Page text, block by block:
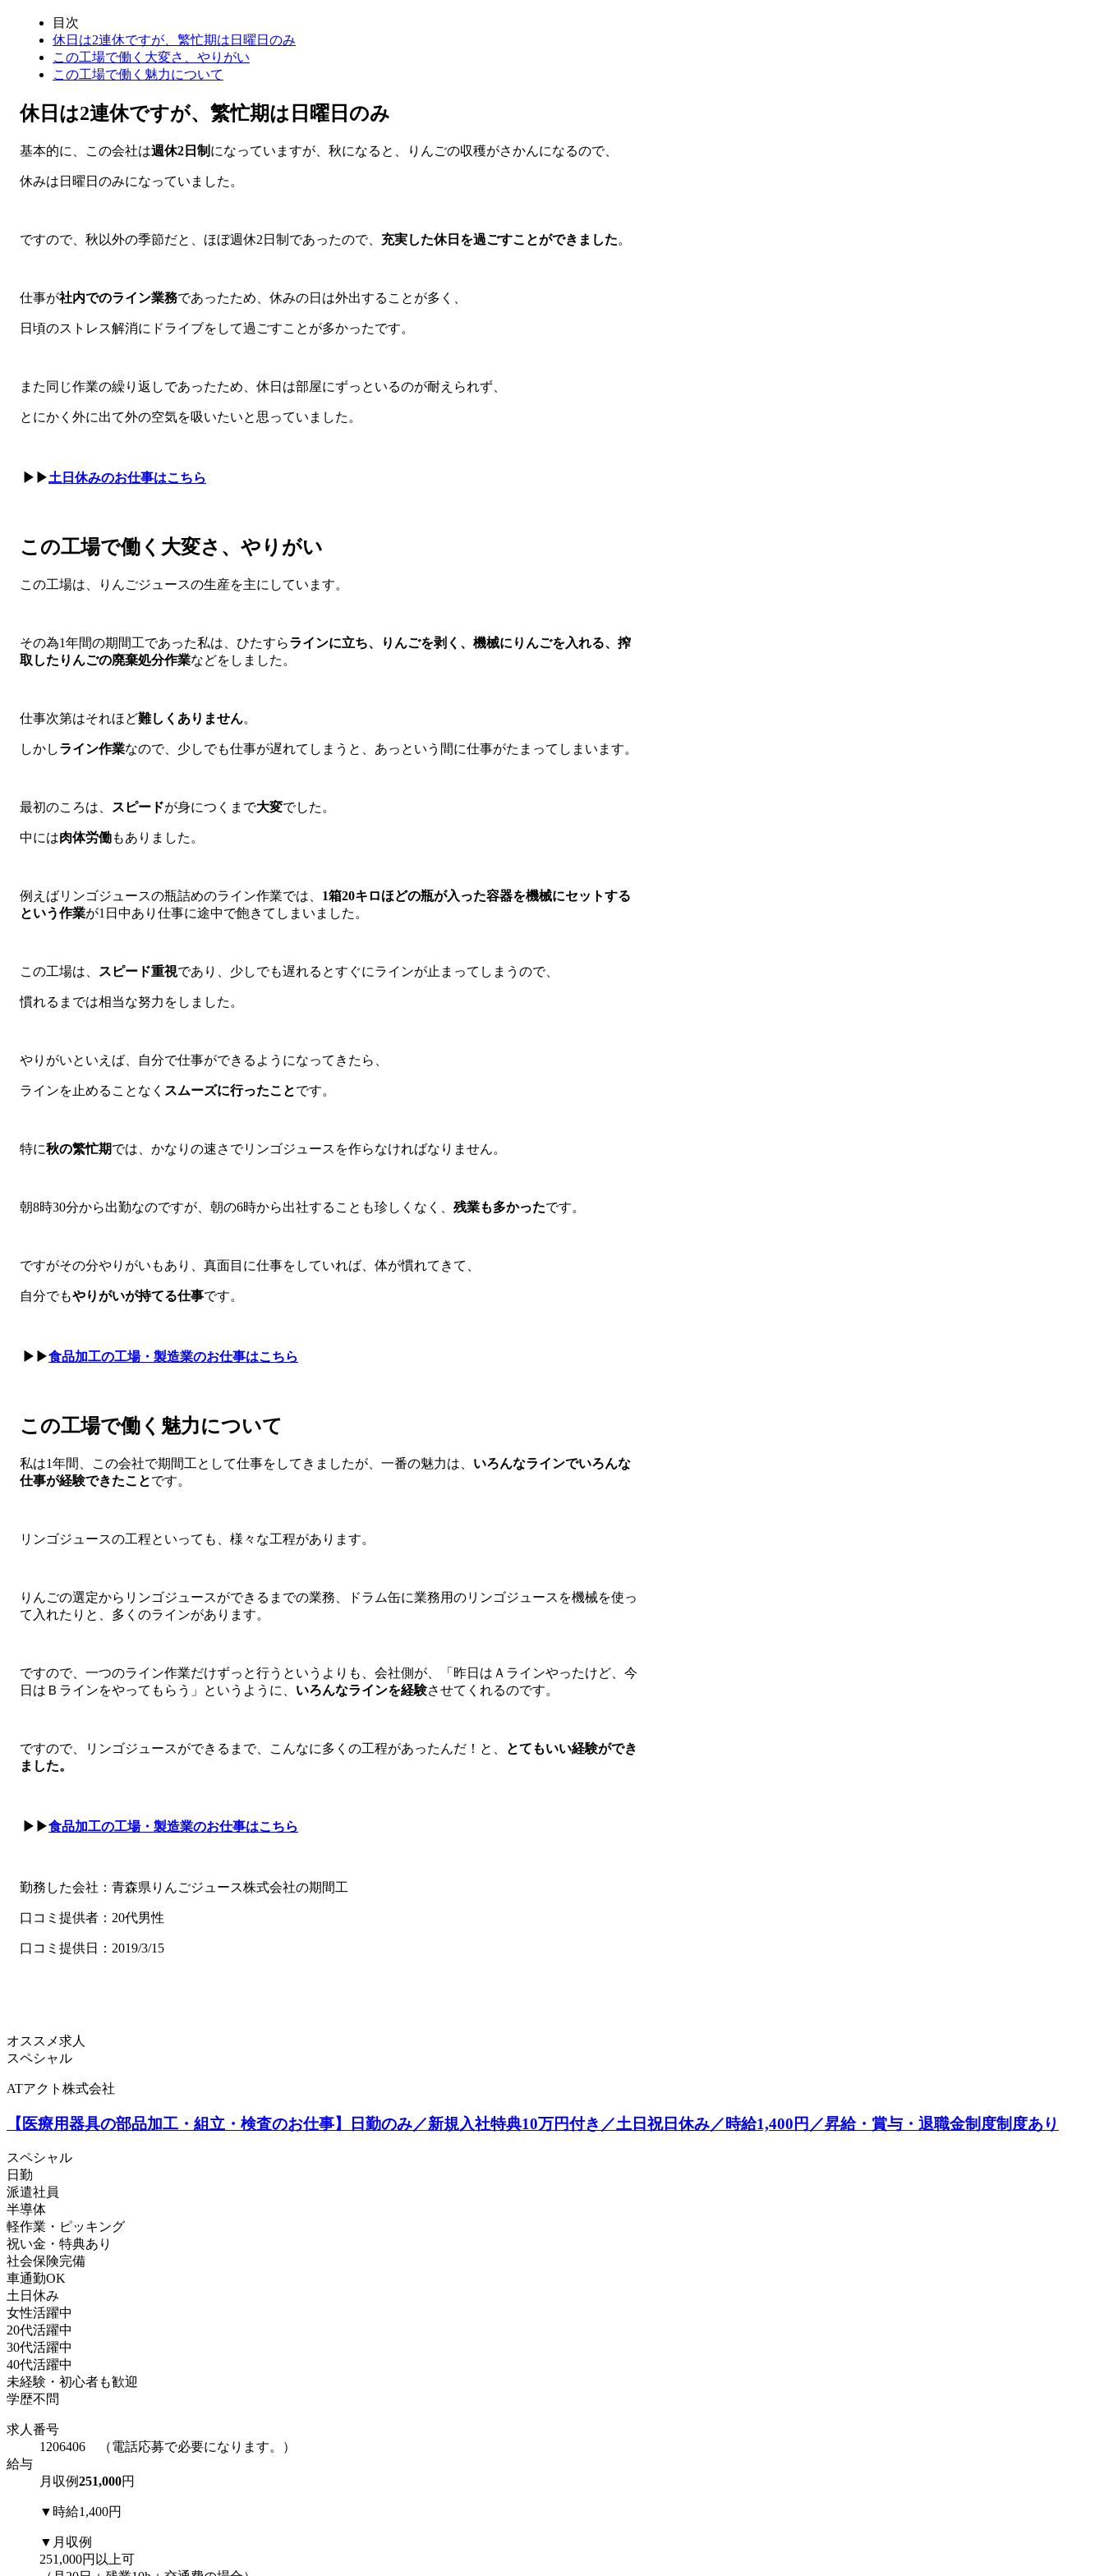
目次
休日は2連休ですが、繁忙期は日曜日のみ
この工場で働く大変さ、やりがい
この工場で働く魅力について
休日は2連休ですが、繁忙期は日曜日のみ
基本的に、この会社は週休2日制 になっていますが、秋になると、りんごの収穫がさかんになるので、
休みは日曜日のみになっていました。
ですので、秋以外の季節だと、ほぼ週休2日制であったので、 充実した休日 を過ごすことができました。
仕事が社内でのライン業務であったため、休みの日は外出することが多く、
日頃のストレス解消にドライブをして過ごすことが多かったです。
また同じ作業の繰り返しであったため、休日は部屋にずっといるのが耐えられず、
とにかく外に出て外の空気を吸いたいと思っていました。
▶▶土日休みのお仕事はこちら
この工場で働く大変さ、やりがい
この工場は、りんごジュースの生産を主にしています。
その為1年間の期間工であった私は、ひたすらラインに立ち、りんごを剥く、機械にりんごを入れる、搾
取したりんごの廃棄処分作業などをしました。
仕事次第はそれほど難しくありません。
しかしライン作業なので、少しでも仕事が遅れてしまうと、あっという間に仕事がたまってしまいます。
最初のころは、 スピードが身につくまで大変でした。
中には肉体労働もありました。
例えばリンゴジュースの瓶詰めのライン作業では、 1箱20キロほどの瓶が入った容器を機械にセットする
という作業が1日中あり仕事に途中で飽きてしまいました。
この工場は、 スピード重視であり、少しでも遅れるとすぐにラインが止まってしまうので、
慣れるまでは相当な努力をしました。
やりがいといえば、自分で仕事ができるようになってきたら、
ラインを止めることなく スムーズに行ったことです。
特に秋の繁忙期では、かなりの速さでリンゴジュースを作らなければなりません。
朝8時30分から出勤なのですが、朝の6時から出社することも珍しくなく、 残業も多かったです。
ですがその分やりがいもあり、真面目に仕事をしていれば、体が慣れてきて、
自分でもやりがいが持てる仕事です。
▶▶食品加工の工場・製造業のお仕事はこちら
この工場で働く魅力について
私は1年間、この会社で期間工として仕事をしてきましたが、一番の魅力は、 いろんなラインでいろんな
仕事が経験できたことです。
リンゴジュースの工程といっても、様々な工程があります。
りんごの選定からリンゴジュースができるまでの業務、ドラム缶に業務用のリンゴジュースを機械を使っ
て入れたりと、多くのラインがあります。
ですので、一つのライン作業だけずっと行うというよりも、会社側が、「昨日はＡラインやったけど、今
日はＢラインをやってもらう」というように、 いろんなラインを経験させてくれるのです。
ですので、リンゴジュースができるまで、こんなに多くの工程があったんだ！と、
とてもいい経験ができ
ました。
▶▶食品加工の工場・製造業のお仕事はこちら
勤務した会社：青森県りんごジュース株式会社の期間工
口コミ提供者：20代男性
口コミ提供日：2019/3/15
オススメ求人
スペシャル
ATアクト株式会社
【医療用器具の部品加工・組立・検査のお仕事】日勤のみ／新規入社特典10万円付き／土日祝日休み／時給1,400円／昇給・賞与・退職金制度制度あり
スペシャル
日勤
派遣社員
半導体
軽作業・ピッキング
祝い金・特典あり
社会保険完備
車通勤OK
土日休み
女性活躍中
20代活躍中
30代活躍中
40代活躍中
未経験・初心者も歓迎
学歴不問
求人番号
1206406 （電話応募で必要になります。）
給与
月収例251,000円
▼時給1,400円
▼月収例
251,000円以上可